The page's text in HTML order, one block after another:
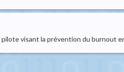
visant la prévention du burnout